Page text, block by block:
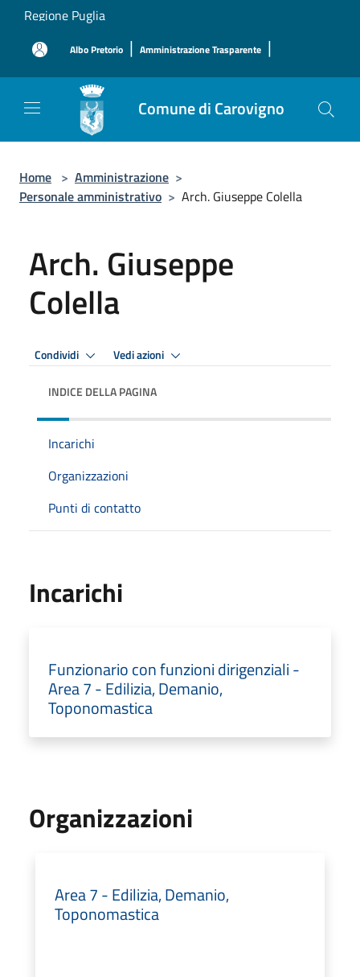
Salta al contenuto principale
Regione Puglia
Albo Pretorio | Amministrazione Trasparente |
Comune di Carovigno
Home > Amministrazione >
Personale amministrativo > Arch. Giuseppe Colella
Arch. Giuseppe
Colella
Condividi Vedi azioni
INDICE DELLA PAGINA
Incarichi
Organizzazioni
Punti di contatto
Incarichi
Funzionario con funzioni dirigenziali -
Area 7 - Edilizia, Demanio,
Toponomastica
Organizzazioni
Area 7 - Edilizia, Demanio,
Toponomastica